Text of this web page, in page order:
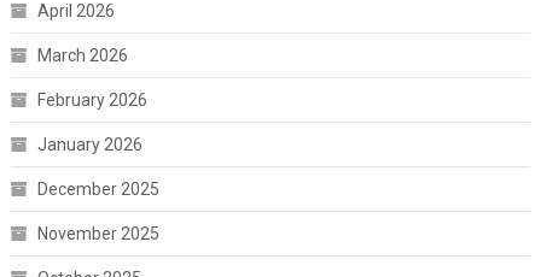
April 2026
March 2026
February 2026
January 2026
December 2025
November 2025